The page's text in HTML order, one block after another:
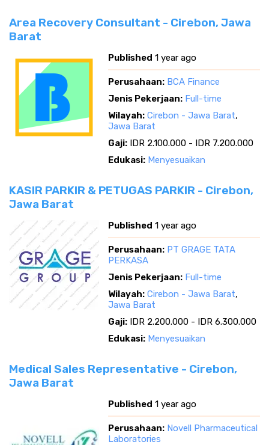
Area Recovery Consultant - Cirebon, Jawa
Barat
Published 1 year ago
Perusahaan: BCA Finance
Jenis Pekerjaan: Full-time
Wilayah: Cirebon - Jawa Barat,
Jawa Barat
Gaji: IDR 2.100.000 - IDR 7.200.000
Edukasi: Menyesuaikan
KASIR PARKIR & PETUGAS PARKIR - Cirebon,
Jawa Barat
Published 1 year ago
Perusahaan: PT GRAGE TATA
PERKASA
Jenis Pekerjaan: Full-time
Wilayah: Cirebon - Jawa Barat,
Jawa Barat
Gaji: IDR 2.200.000 - IDR 6.300.000
Edukasi: Menyesuaikan
Medical Sales Representative - Cirebon,
Jawa Barat
Published 1 year ago
Perusahaan: Novell Pharmaceutical
Laboratories